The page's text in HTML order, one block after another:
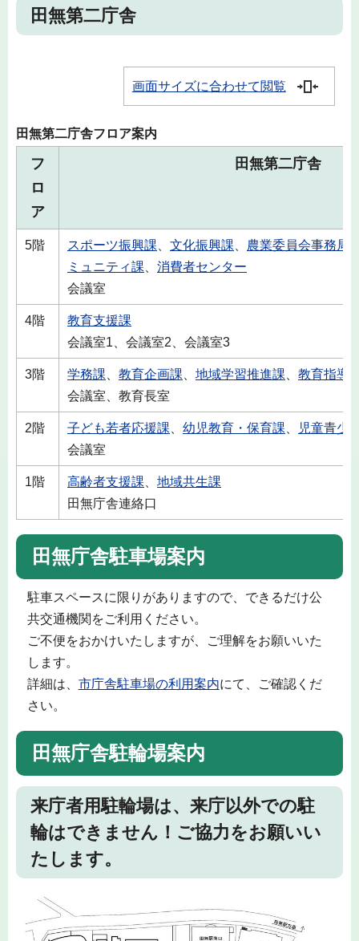
田無第二庁舎
画面サイズに合わせて閲覧
田無第二庁舎フロア案内
フ
ロ
ア
田無第二庁舎
5階 スポーツ振興課 文化振興課 農業委員会事務局
ミュニティ課
消費者センター
会議室
4階
教育支援課
会議室1、会議室2、会議室3
3階 学務課 教育企画課 地域学習推進課
教育指導
会議室、教育長室
2階 子ども若者応援課 幼児教育・保育課
児童青少
会議室
1階 高齢者支援課
地域共生課
田無庁舎連絡口
田無庁舎駐車場案内
駐車スペースに限りがありますので、できるだけ公
共交通機関をご利用ください。
ご不便をおかけいたしますが、ご理解をお願いいた
します。
詳細は、 市庁舎駐車場の利用案内にて、ご確認くだ
さい。
田無庁舎駐輪場案内
来庁者用駐輪場は、来庁以外での駐
輪はできません！ご協力をお願いい
たします。